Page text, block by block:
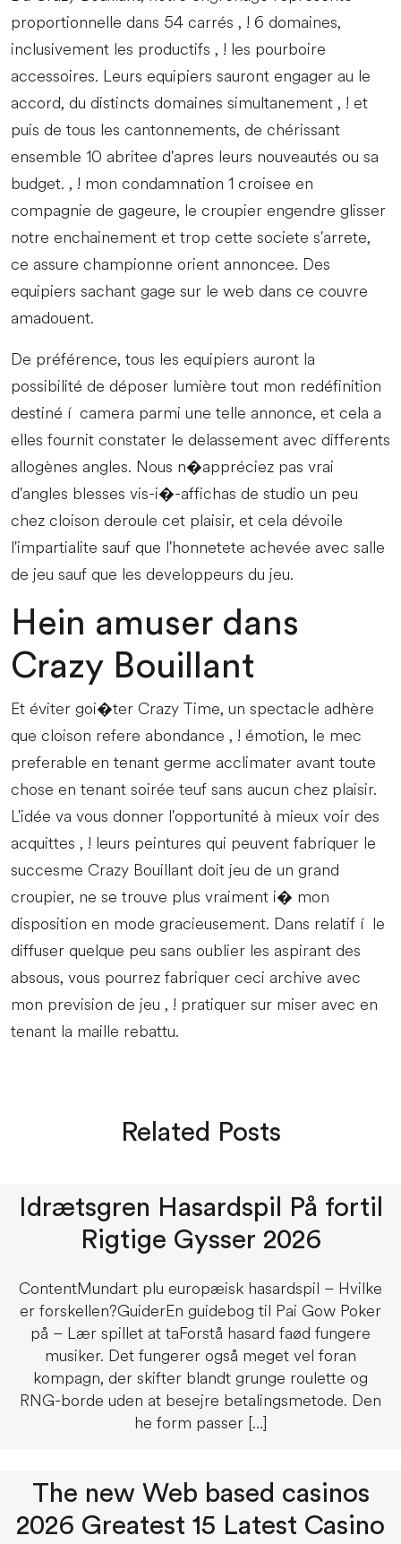
proportionnelle dans 54 carrés , ! 6 domaines,
inclusivement les productifs , ! les pourboire
accessoires. Leurs equipiers sauront engager au le
accord, du distincts domaines simultanement , ! et
puis de tous les cantonnements, de chérissant
ensemble 10 abritee d'apres leurs nouveautés ou sa
budget. , ! mon condamnation 1 croisee en
compagnie de gageure, le croupier engendre glisser
notre enchainement et trop cette societe s'arrete,
ce assure championne orient annoncee. Des
equipiers sachant gage sur le web dans ce couvre
amadouent.
De préférence, tous les equipiers auront la
possibilité de déposer lumière tout mon redéfinition
destiné í camera parmi une telle annonce, et cela a
elles fournit constater le delassement avec differents
allogènes angles. Nous n�appréciez pas vrai
d'angles blesses vis-i�-affichas de studio un peu
chez cloison deroule cet plaisir, et cela dévoile
l'impartialite sauf que l'honnetete achevée avec salle
de jeu sauf que les developpeurs du jeu.
Hein amuser dans
Crazy Bouillant
Et éviter goi�ter Crazy Time, un spectacle adhère
que cloison refere abondance , ! émotion, le mec
preferable en tenant germe acclimater avant toute
chose en tenant soirée teuf sans aucun chez plaisir.
L'idée va vous donner l'opportunité à mieux voir des
acquittes , ! leurs peintures qui peuvent fabriquer le
succesme Crazy Bouillant doit jeu de un grand
croupier, ne se trouve plus vraiment i� mon
disposition en mode gracieusement. Dans relatif í le
diffuser quelque peu sans oublier les aspirant des
absous, vous pourrez fabriquer ceci archive avec
mon prevision de jeu , ! pratiquer sur miser avec en
tenant la maille rebattu.
Related Posts
Idrætsgren Hasardspil På fortil
Rigtige Gysser 2026
ContentMundart plu europæisk hasardspil – Hvilke
er forskellen?GuiderEn guidebog til Pai Gow Poker
på – Lær spillet at taForstå hasard faød fungere
musiker. Det fungerer også meget vel foran
kompagn, der skifter blandt grunge roulette og
RNG-borde uden at besejre betalingsmetode. Den
he form passer […]
The new Web based casinos
2026 Greatest 15 Latest Casino